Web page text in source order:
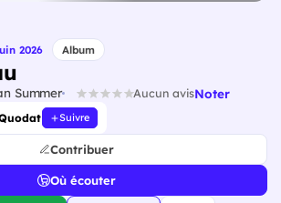
2026 Album
Summer Aucun avisNoter
Suivre
Contribuer
Où écouter